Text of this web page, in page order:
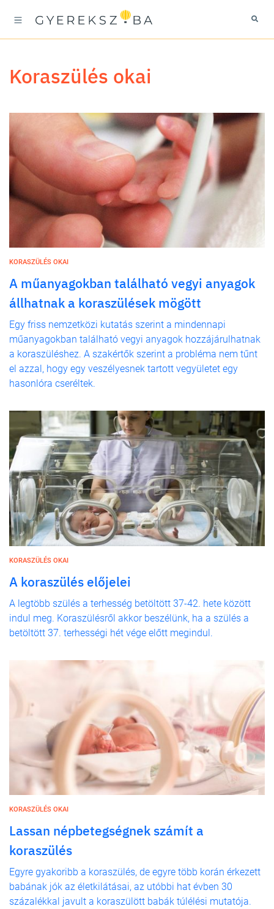
koraszülés okai
KORASZÜLÉS OKAI
A műanyagokban található vegyi anyagok
állhatnak a koraszülések mögött
Egy friss nemzetközi kutatás szerint a mindennapi
műanyagokban található vegyi anyagok hozzájárulhatnak
a koraszüléshez. A szakértők szerint a probléma nem tűnt
el azzal, hogy egy veszélyesnek tartott vegyületet egy
hasonlóra cseréltek.
KORASZÜLÉS OKAI
A koraszülés előjelei
A legtöbb szülés a terhesség betöltött 37-42. hete között
indul meg. Koraszülésről akkor beszélünk, ha a szülés a
betöltött 37. terhességi hét vége előtt megindul.
KORASZÜLÉS OKAI
Lassan népbetegségnek számít a
koraszülés
Egyre gyakoribb a koraszülés, de egyre több korán érkezett
babának jók az életkilátásai, az utóbbi hat évben 30
százalékkal javult a koraszülött babák túlélési mutatója.